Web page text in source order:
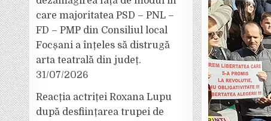
care majoritatea PSD – PNL –
FD – PMP din Consiliul local
Focșani a înțeles să distrugă
arta teatrală din județ.
31/07/2026
Reacția actriței Roxana Lupu
după desființarea trupei de